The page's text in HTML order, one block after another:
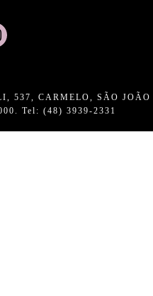
537, CARMELO, SÃO JOÃO
Tel: (48) 3939-2331